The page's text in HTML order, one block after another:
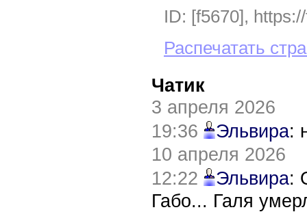
ID: [f5670],
Распечатать
Чатик
3 апреля 2026
19:36
Эльвира:
10 апреля 2026
12:22
Эльвира:
Габо... Галя